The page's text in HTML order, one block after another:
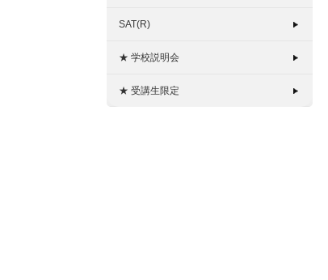
SAT(R)
★ 学校説明会
★ 受講生限定